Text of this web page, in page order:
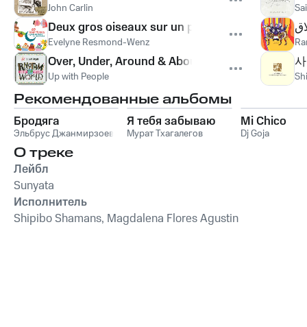
John Carlin
Deux gros oiseaux sur un poteau
Evelyne Resmond-Wenz
Over, Under, Around & About
Up with People
Рекомендованные альбомы
Бродяга
Эльбрус Джанмирзоев
Я тебя забываю
Мурат Тхагалегов
Mi Chico
Dj Goja
О треке
Лейбл
Sunyata
Исполнитель
Shipibo Shamans, Magdalena Flores Agustin